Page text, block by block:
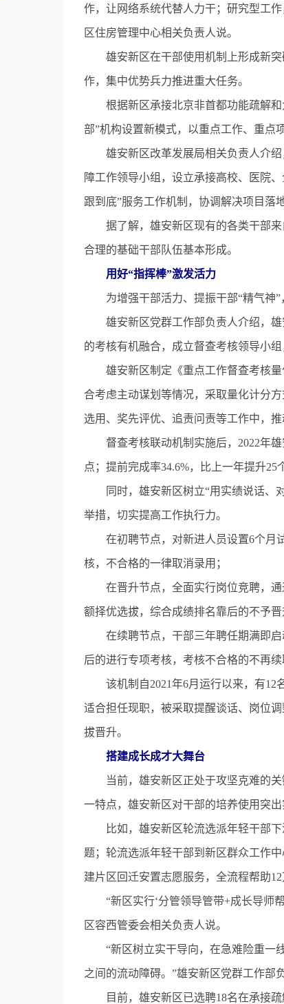
作，让网络系统代替人力干；研究型工
区住房管理中心相关负责人说。
雄安新区在干部使用机制上形成新突
作，集中优势兵力推进重大任务。
根据新区承接北京非首都功能疏解和
部”机构设置新模式，以重点工作、重点
雄安新区改革发展局相关负责人介绍
障工作领导小组，设立承接高校、医院
跟到底”服务工作机制，协调解决项目落
据了解，雄安新区现有的各类干部来
合理的基础干部队伍基本形成。
用好“指挥棒”激发活力
为增强干部活力、提振干部“精气神”
雄安新区党群工作部负责人介绍，雄
的考核有机融合，成立督查考核领导小组
雄安新区制定《重点工作督查考核量
合考虑主动谋划等情况，采取量化计分
选用、奖先评优、追责问责等工作中，推
督查考核联动机制实施后，2022年雄
点；提前完成率34.6%，比上一年提升25
同时，雄安新区树立“用实绩说话、对
举措，切实提高工作执行力。
在初聘节点，对新进人员设置6个月试
核，不合格的一律取消录用；
在晋升节点，全面实行岗位竞聘，通
额择优选拔，综合成绩排名靠后的不予晋
在续聘节点，干部三年聘任期满即启
后的进行专项考核，考核不合格的不再续
该机制自2021年6月运行以来，有12
适合担任现职，被采取提醒谈话、岗位
拔晋升。
搭建成长成才大舞台
当前，雄安新区正处于攻坚克难的关
一特点，雄安新区对干部的培养使用突出
比如，雄安新区轮流选派年轻干部下
题；轮流选派年轻干部到新区群众工作
建片区回迁安置志愿服务，全流程帮助12
“新区实行‘分管领导管带+成长导师帮
区容西管委会相关负责人说。
“新区树立实干导向，在急难险重一线
之间的流动障碍。”雄安新区党群工作部
目前，雄安新区已选聘18名在承接疏